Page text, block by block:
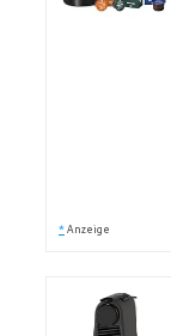
* Anzeige